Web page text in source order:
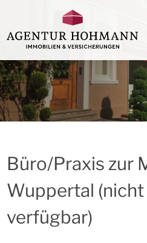
Büro/Praxis zur
Wuppertal
verfügbar)